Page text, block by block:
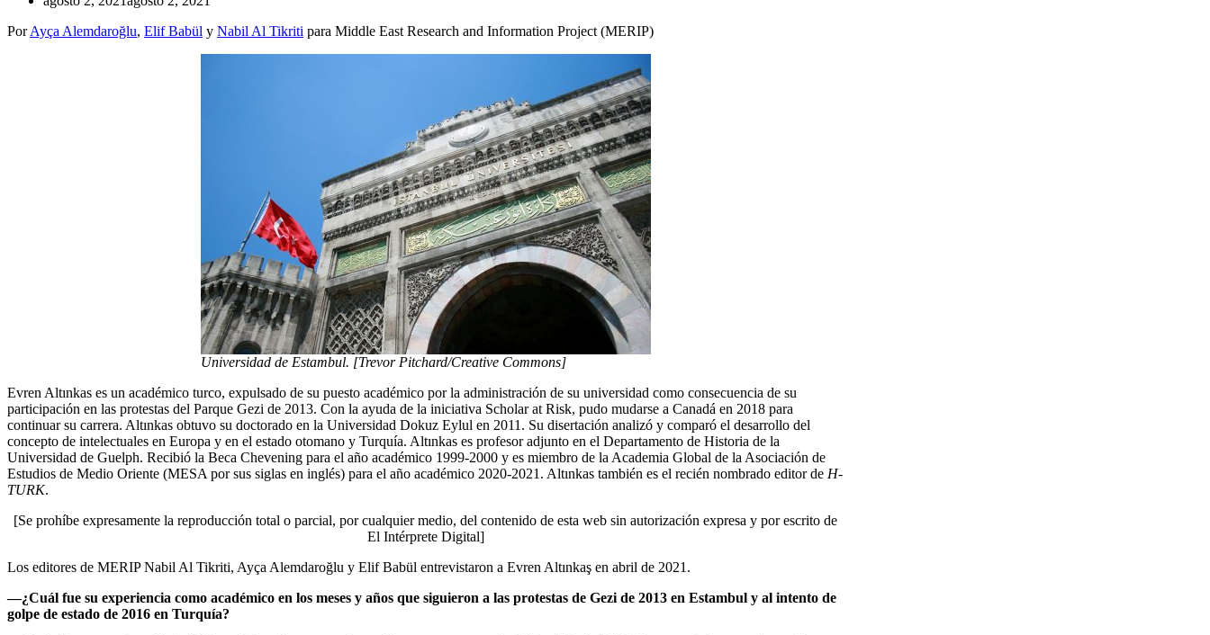
PorAyça Alemdaroğlu, Elif Babül y Nabil Al Tikriti para Middle East Research and Information Project (MERIP)
Universidad de Estambul. [Trevor Pitchard/Creative Commons]
Evren Altınkas es un académico turco, expulsado de su puesto académico por la administración de su universidad como consecuencia de su
participación en las protestas del Parque Gezi de 2013. Con la ayuda de la iniciativa Scholar at Risk, pudo mudarse a Canadá en 2018 para
continuar su carrera. Altınkas obtuvo su doctorado en la Universidad Dokuz Eylul en 2011. Su disertación analizó y comparó el desarrollo del
concepto de intelectuales en Europa y en el estado otomano y Turquía. Altınkas es profesor adjunto en el Departamento de Historia de la
Universidad de Guelph. Recibió la Beca Chevening para el año académico 1999-2000 y es miembro de la Academia Global de la Asociación de
Estudios de Medio Oriente (MESA por sus siglas en inglés) para el año académico 2020-2021. Altınkas también es el recién nombrado editor de H-
TURK.
[Se prohíbe expresamente la reproducción total o parcial, por cualquier medio, del contenido de esta web sin autorización expresa y por escrito de
El Intérprete Digital]
Los editores de MERIP Nabil Al Tikriti, Ayça Alemdaroğlu y Elif Babül entrevistaron a Evren Altınkaş en abril de 2021.
—¿Cuál fue su experiencia como académico en los meses y años que siguieron a las protestas de Gezi de 2013 en Estambul y al intento de
golpe de estado de 2016 en Turquía?